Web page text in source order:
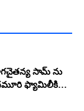
సామ్ ను
ఫ్యామిలీకి